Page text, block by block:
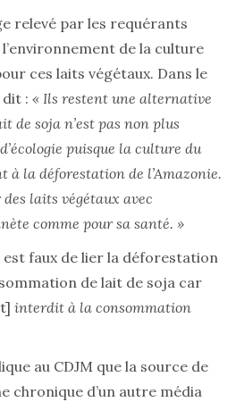
relevé par les requérants
de la culture
ces laits végétaux. Dans le
: « Ils restent une alternative
de soja n’est pas non plus
puisque la culture du
à la déforestation de l’Amazonie.
laits végétaux avec
comme pour sa santé. »
faux de lier la déforestation
de lait de soja car
interdit à la consommation
au CDJM que la source de
chronique d’un autre média